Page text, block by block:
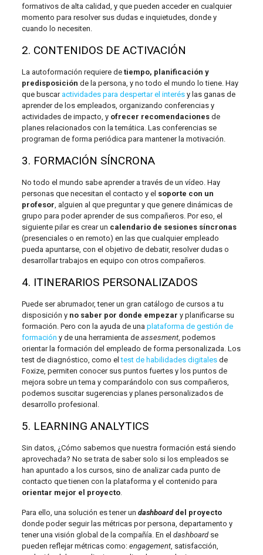
formativos de alta calidad, y que pueden acceder en cualquier
momento para resolver sus dudas e inquietudes, donde y
cuando lo necesiten.
2. CONTENIDOS DE ACTIVACIÓN
La autoformación requiere detiempo, planificación y
predisposición de la persona, y no todo el mundo lo tiene. Hay
que buscar actividades para despertar el interésy las ganas de
aprender de los empleados, organizando conferencias y
actividades de impacto, y ofrecer recomendacionesde
planes relacionados con la temática. Las conferencias se
programan de forma periódica para mantener la motivación.
3. FORMACIÓN SÍNCRONA
No todo el mundo sabe aprender a través de un vídeo. Hay
personas que necesitan el contacto y el soporte con un
profesor , alguien al que preguntar y que genere dinámicas de
grupo para poder aprender de sus compañeros. Por eso, el
siguiente pilar es crear un calendario de sesiones síncronas
(presenciales o en remoto) en las que cualquier empleado
pueda apuntarse, con el objetivo de debatir, resolver dudas o
desarrollar trabajos en equipo con otros compañeros.
4. ITINERARIOS PERSONALIZADOS
Puede ser abrumador, tener un gran catálogo de cursos a tu
disposición y no saber por donde empezar y planificarse su
formación. Pero con la ayuda de una plataforma de gestión de
formación y de una herramienta de assesment, podemos
orientar la formación del empleado de forma personalizada. Los
test de diagnóstico, como el test de habilidades digitalesde
Foxize, permiten conocer sus puntos fuertes y los puntos de
mejora sobre un tema y comparándolo con sus compañeros,
podemos suscitar sugerencias y planes personalizados de
desarrollo profesional.
5. LEARNING ANALYTICS
Sin datos, ¿Cómo sabemos que nuestra formación está siendo
aprovechada? No se trata de saber solo si los empleados se
han apuntado a los cursos, sino de analizar cada punto de
contacto que tienen con la plataforma y el contenido para
orientar mejor el proyecto.
Para ello, una solución es tener un dashboard del proyecto
donde poder seguir las métricas por persona, departamento y
tener una visión global de la compañía. En el dashboardse
pueden reflejar métricas como: engagement, satisfacción,